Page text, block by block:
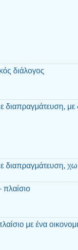
διάλογος
διαπραγμάτευση,
διαπραγμάτευση,
με ένα